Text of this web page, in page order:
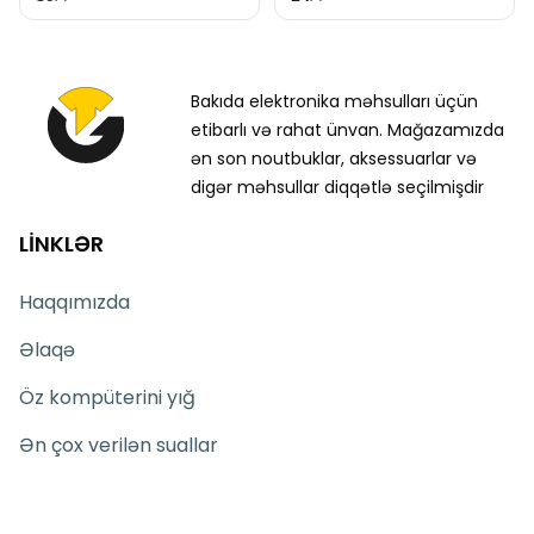
Bakıda elektronika məhsulları üçün
etibarlı və rahat ünvan. Mağazamızda
ən son noutbuklar, aksessuarlar və
digər məhsullar diqqətlə seçilmişdir
LİNKLƏR
Haqqımızda
Əlaqə
Öz kompüterini yığ
Ən çox verilən suallar